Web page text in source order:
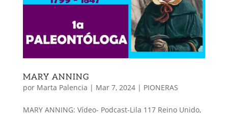
MARY ANNING
por Marta Palencia | Mar 7, 2024| PIONERAS
MARY ANNING: Vídeo- Podcast-Lila 117 Reino Unido,